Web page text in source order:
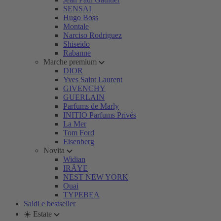
SENSAI
Hugo Boss
Montale
Narciso Rodriguez
Shiseido
Rabanne
Marche premium
DIOR
Yves Saint Laurent
GIVENCHY
GUERLAIN
Parfums de Marly
INITIO Parfums Privés
La Mer
Tom Ford
Eisenberg
Novita
Widian
IRÄYE
NEST NEW YORK
Ouai
TYPEBEA
Saldi e bestseller
☀️ Estate